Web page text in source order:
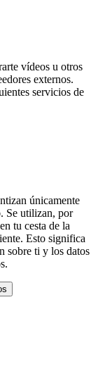
vídeos u otros
externos.
servicios de
únicamente
Se utilizan, por
tu cesta de la
Esto significa
sobre ti y los datos